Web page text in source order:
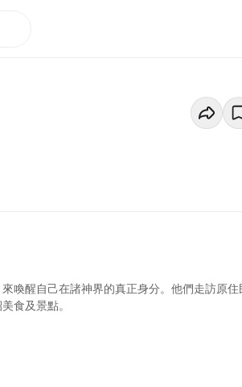
喚醒自己在諸神界的真正身分。他們走訪原住
食及景點。